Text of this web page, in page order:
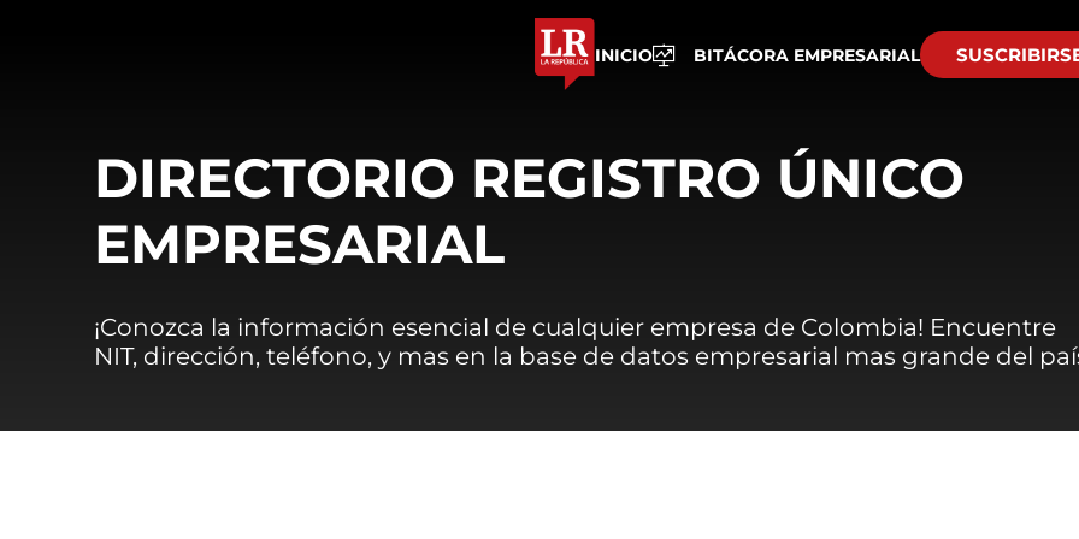
INICIO BITÁCORA EMPRESARIAL
DIRECTORIO REGISTRO ÚNICO
EMPRESARIAL
¡Conozca la información esencial de cualquier empresa de Colombia! Encuentre
NIT, dirección, teléfono, y mas en la base de datos empresarial mas grande del